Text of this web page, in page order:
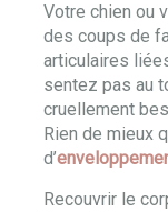
Votre chien ou
des coups de
articulaires
sentez pas au
cruellement
Rien de mieux
d’
Recouvrir le